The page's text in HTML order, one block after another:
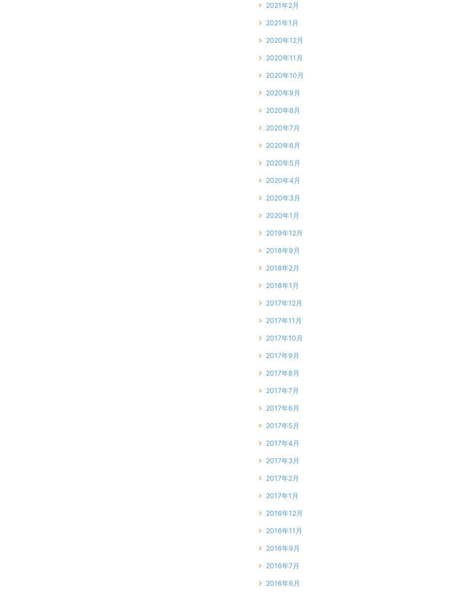
2021年2月
2021年1月
2020年12月
2020年11月
2020年10月
2020年9月
2020年8月
2020年7月
2020年6月
2020年5月
2020年4月
2020年3月
2020年1月
2019年12月
2018年9月
2018年2月
2018年1月
2017年12月
2017年11月
2017年10月
2017年9月
2017年8月
2017年7月
2017年6月
2017年5月
2017年4月
2017年3月
2017年2月
2017年1月
2016年12月
2016年11月
2016年9月
2016年7月
2016年6月